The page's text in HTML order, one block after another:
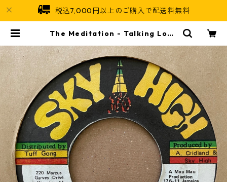
税込7,000円以上のご購入で配送料無料
The Meditation - Talking Love